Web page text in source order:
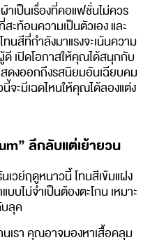
เป็นเรื่องที่คอแฟชั่นไม่ควร
ท้อนความเป็นตัวเอง และ
นสีที่กำลังมาแรงจะเน้นความ
ดี เปิดโอกาสให้คุณได้สนุกกับ
สดงออกถึงรสนิยมอันเฉียบคม
ะมีเฉดไหนให้คุณได้ลองแต่ง
ลึกลับแต่เย้ายวน
เวย์ฤดูหนาวนี้ โทนสีเข้มแฝง
ไม่จำเป็นต้องตะโกน เหมาะ
ลุค
เรา คุณอาจมองหาเสื้อคลุม